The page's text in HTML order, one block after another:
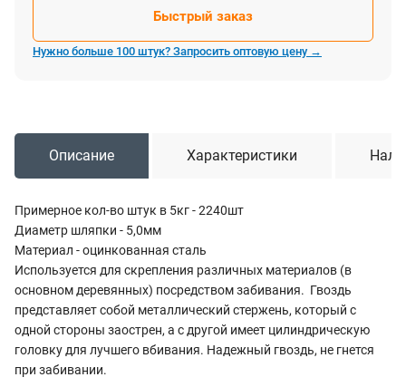
Быстрый заказ
Нужно больше 100 штук? Запросить оптовую цену →
Описание Характеристики
Примерное кол-во штук в 5кг - 2240шт
Диаметр шляпки - 5,0мм
Материал - оцинкованная сталь
Используется для скрепления различных материалов (в
основном деревянных) посредством забивания. Гвоздь
представляет собой металлический стержень, который с
одной стороны заострен, а с другой имеет цилиндрическую
головку для лучшего вбивания. Надежный гвоздь, не гнется
при забивании.